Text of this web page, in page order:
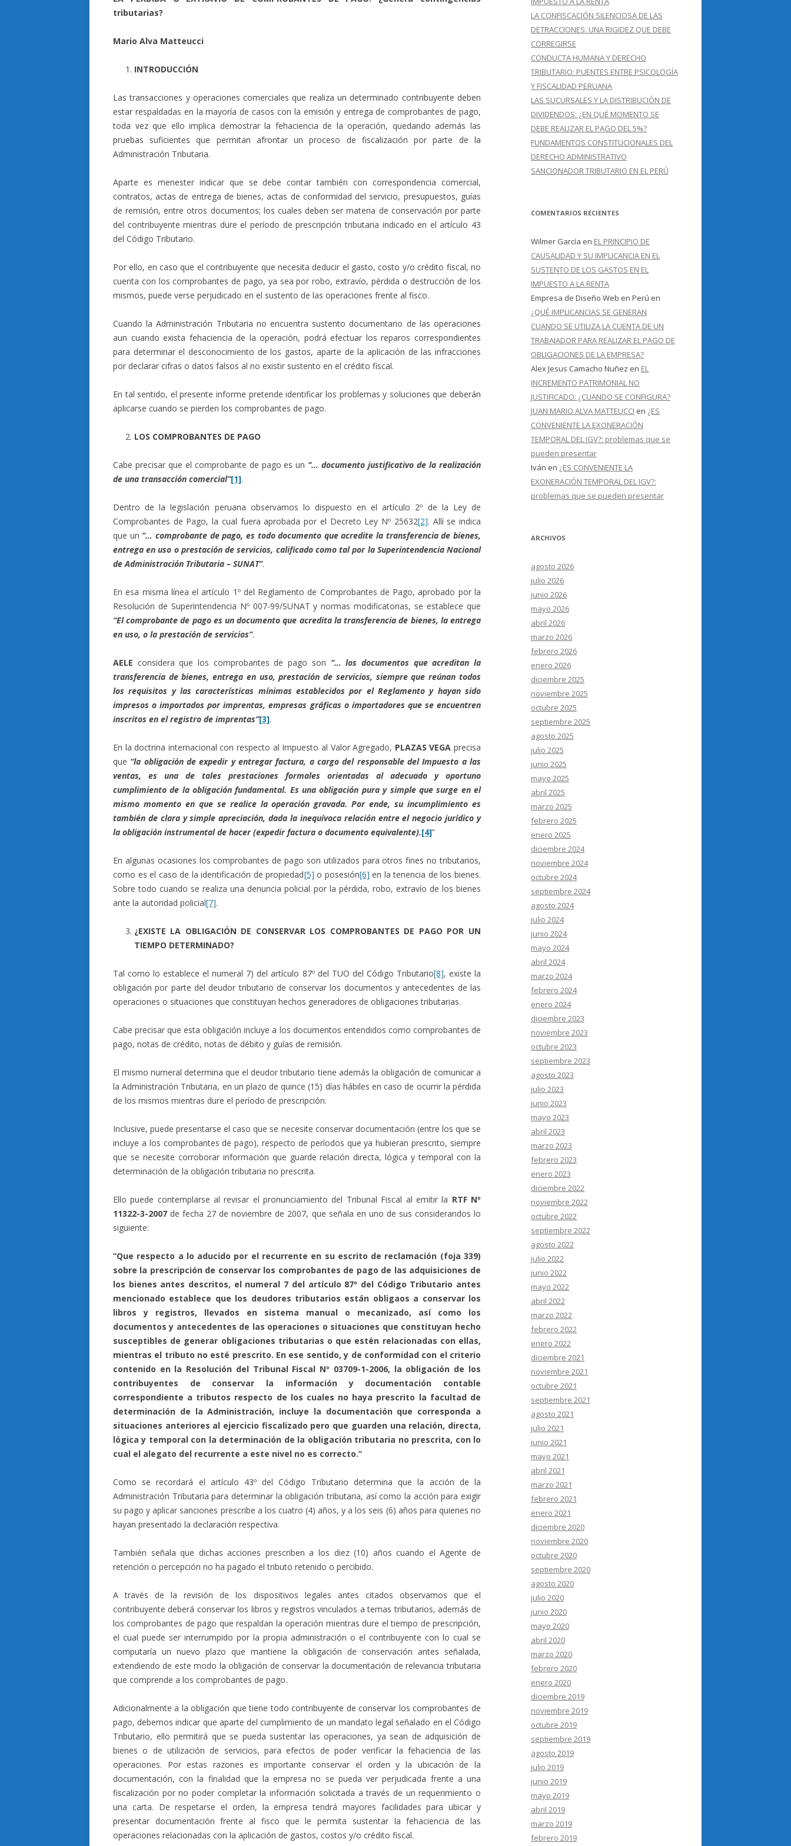
tributarias?
Mario Alva Matteucci
INTRODUCCIÓN
Las transacciones y operaciones comerciales que realiza un determinado contribuyente deben
estar respaldadas en la mayoría de casos con la emisión y entrega de comprobantes de pago,
toda vez que ello implica demostrar la fehaciencia de la operación, quedando además las
pruebas suficientes que permitan afrontar un proceso de fiscalización por parte de la
Administración Tributaria.
Aparte es menester indicar que se debe contar también con correspondencia comercial,
contratos, actas de entrega de bienes, actas de conformidad del servicio, presupuestos, guías
de remisión, entre otros documentos; los cuales deben ser materia de conservación por parte
del contribuyente mientras dure el período de prescripción tributaria indicado en el artículo 43
del Código Tributario.
Por ello, en caso que el contribuyente que necesita deducir el gasto, costo y/o crédito fiscal, no
cuenta con los comprobantes de pago, ya sea por robo, extravío, pérdida o destrucción de los
mismos, puede verse perjudicado en el sustento de las operaciones frente al fisco.
Cuando la Administración Tributaria no encuentra sustento documentario de las operaciones
aun cuando exista fehaciencia de la operación, podrá efectuar los reparos correspondientes
para determinar el desconocimiento de los gastos, aparte de la aplicación de las infracciones
por declarar cifras o datos falsos al no existir sustento en el crédito fiscal.
En tal sentido, el presente informe pretende identificar los problemas y soluciones que deberán
aplicarse cuando se pierden los comprobantes de pago.
LOS COMPROBANTES DE PAGO
Cabe precisar que el comprobante de pago es un “… documento justificativo de la realización
de una transacción comercial”[1].
Dentro de la legislación peruana observamos lo dispuesto en el artículo 2º de la Ley de
Comprobantes de Pago, la cual fuera aprobada por el Decreto Ley Nº 25632[2]. Allí se indica
que un “… comprobante de pago, es todo documento que acredite la transferencia de bienes,
entrega en uso o prestación de servicios, calificado como tal por la Superintendencia Nacional
de Administración Tributaria – SUNAT”.
En esa misma línea el artículo 1º del Reglamento de Comprobantes de Pago, aprobado por la
Resolución de Superintendencia Nº 007-99/SUNAT y normas modificatorias, se establece que
“El comprobante de pago es un documento que acredita la transferencia de bienes, la entrega
en uso, o la prestación de servicios”.
AELE considera que los comprobantes de pago son “… los documentos que acreditan la
transferencia de bienes, entrega en uso, prestación de servicios, siempre que reúnan todos
los requisitos y las características mínimas establecidos por el Reglamento y hayan sido
impresos o importados por imprentas, empresas gráficas o importadores que se encuentren
inscritos en el registro de imprentas”[3].
En la doctrina internacional con respecto al Impuesto al Valor Agregado, PLAZAS VEGA precisa
que “la obligación de expedir y entregar factura, a cargo del responsable del Impuesto a las
ventas, es una de tales prestaciones formales orientadas al adecuado y oportuno
cumplimiento de la obligación fundamental. Es una obligación pura y simple que surge en el
mismo momento en que se realice la operación gravada. Por ende, su incumplimiento es
también de clara y simple apreciación, dada la inequívoca relación entre el negocio jurídico y
la obligación instrumental de hacer (expedir factura o documento equivalente).[4]”
En algunas ocasiones los comprobantes de pago son utilizados para otros fines no tributarios,
como es el caso de la identificación de propiedad[5] o posesión[6] en la tenencia de los bienes.
Sobre todo cuando se realiza una denuncia policial por la pérdida, robo, extravío de los bienes
ante la autoridad policial[7].
¿EXISTE LA OBLIGACIÓN DE CONSERVAR LOS COMPROBANTES DE PAGO POR UN
TIEMPO DETERMINADO?
Tal como lo establece el numeral 7) del artículo 87º del TUO del Código Tributario[8], existe la
obligación por parte del deudor tributario de conservar los documentos y antecedentes de las
operaciones o situaciones que constituyan hechos generadores de obligaciones tributarias.
Cabe precisar que esta obligación incluye a los documentos entendidos como comprobantes de
pago, notas de crédito, notas de débito y guías de remisión.
El mismo numeral determina que el deudor tributario tiene además la obligación de comunicar a
la Administración Tributaria, en un plazo de quince (15) días hábiles en caso de ocurrir la pérdida
de los mismos mientras dure el período de prescripción.
Inclusive, puede presentarse el caso que se necesite conservar documentación (entre los que se
incluye a los comprobantes de pago), respecto de períodos que ya hubieran prescrito, siempre
que se necesite corroborar información que guarde relación directa, lógica y temporal con la
determinación de la obligación tributaria no prescrita.
Ello puede contemplarse al revisar el pronunciamiento del Tribunal Fiscal al emitir la RTF Nº
11322-3-2007 de fecha 27 de noviembre de 2007, que señala en uno de sus considerandos lo
siguiente:
“Que respecto a lo aducido por el recurrente en su escrito de reclamación (foja 339)
sobre la prescripción de conservar los comprobantes de pago de las adquisiciones de
los bienes antes descritos, el numeral 7 del artículo 87º del Código Tributario antes
mencionado establece que los deudores tributarios están obligaos a conservar los
libros y registros, llevados en sistema manual o mecanizado, así como los
documentos y antecedentes de las operaciones o situaciones que constituyan hecho
susceptibles de generar obligaciones tributarias o que estén relacionadas con ellas,
mientras el tributo no esté prescrito. En ese sentido, y de conformidad con el criterio
contenido en la Resolución del Tribunal Fiscal Nº 03709-1-2006, la obligación de los
contribuyentes de conservar la información y documentación contable
correspondiente a tributos respecto de los cuales no haya prescrito la facultad de
determinación de la Administración, incluye la documentación que corresponda a
situaciones anteriores al ejercicio fiscalizado pero que guarden una relación, directa,
lógica y temporal con la determinación de la obligación tributaria no prescrita, con lo
cual el alegato del recurrente a este nivel no es correcto.”
Como se recordará el artículo 43º del Código Tributario determina que la acción de la
Administración Tributaria para determinar la obligación tributaria, así como la acción para exigir
su pago y aplicar sanciones prescribe a los cuatro (4) años, y a los seis (6) años para quienes no
hayan presentado la declaración respectiva.
También señala que dichas acciones prescriben a los diez (10) años cuando el Agente de
retención o percepción no ha pagado el tributo retenido o percibido.
A través de la revisión de los dispositivos legales antes citados observamos que el
contribuyente deberá conservar los libros y registros vinculados a temas tributarios, además de
los comprobantes de pago que respaldan la operación mientras dure el tiempo de prescripción,
el cual puede ser interrumpido por la propia administración o el contribuyente con lo cual se
computaría un nuevo plazo que mantiene la obligación de conservación antes señalada,
extendiendo de este modo la obligación de conservar la documentación de relevancia tributaria
que comprende a los comprobantes de pago.
Adicionalmente a la obligación que tiene todo contribuyente de conservar los comprobantes de
pago, debemos indicar que aparte del cumplimiento de un mandato legal señalado en el Código
Tributario, ello permitirá que se pueda sustentar las operaciones, ya sean de adquisición de
bienes o de utilización de servicios, para efectos de poder verificar la fehaciencia de las
operaciones. Por estas razones es importante conservar el orden y la ubicación de la
documentación, con la finalidad que la empresa no se pueda ver perjudicada frente a una
fiscalización por no poder completar la información solicitada a través de un requerimiento o
una carta. De respetarse el orden, la empresa tendrá mayores facilidades para ubicar y
presentar documentación frente al fisco que le permita sustentar la fehaciencia de las
operaciones relacionadas con la aplicación de gastos, costos y/o crédito fiscal.
LA CONFISCACIÓN SILENCIOSA DE LAS
DETRACCIONES: UNA RIGIDEZ QUE DEBE
CORREGIRSE
CONDUCTA HUMANA Y DERECHO
TRIBUTARIO: PUENTES ENTRE PSICOLOGÍA
Y FISCALIDAD PERUANA
LAS SUCURSALES Y LA DISTRIBUCIÓN DE
DIVIDENDOS: ¿EN QUÉ MOMENTO SE
DEBE REALIZAR EL PAGO DEL 5%?
FUNDAMENTOS CONSTITUCIONALES DEL
DERECHO ADMINISTRATIVO
SANCIONADOR TRIBUTARIO EN EL PERÚ
COMENTARIOS RECIENTES
Wilmer García en EL PRINCIPIO DE
CAUSALIDAD Y SU IMPLICANCIA EN EL
SUSTENTO DE LOS GASTOS EN EL
IMPUESTO A LA RENTA
Empresa de Diseño Web en Perú en
¿QUÉ IMPLICANCIAS SE GENERAN
CUANDO SE UTILIZA LA CUENTA DE UN
TRABAJADOR PARA REALIZAR EL PAGO DE
OBLIGACIONES DE LA EMPRESA?
Alex Jesus Camacho Nuñez en EL
INCREMENTO PATRIMONIAL NO
JUSTIFICADO: ¿CUANDO SE CONFIGURA?
JUAN MARIO ALVA MATTEUCCI en ¿ES
CONVENIENTE LA EXONERACIÓN
TEMPORAL DEL IGV?: problemas que se
pueden presentar
Iván en ¿ES CONVENIENTE LA
EXONERACIÓN TEMPORAL DEL IGV?:
problemas que se pueden presentar
ARCHIVOS
agosto 2026
julio 2026
junio 2026
mayo 2026
abril 2026
marzo 2026
febrero 2026
enero 2026
diciembre 2025
noviembre 2025
octubre 2025
septiembre 2025
agosto 2025
julio 2025
junio 2025
mayo 2025
abril 2025
marzo 2025
febrero 2025
enero 2025
diciembre 2024
noviembre 2024
octubre 2024
septiembre 2024
agosto 2024
julio 2024
junio 2024
mayo 2024
abril 2024
marzo 2024
febrero 2024
enero 2024
diciembre 2023
noviembre 2023
octubre 2023
septiembre 2023
agosto 2023
julio 2023
junio 2023
mayo 2023
abril 2023
marzo 2023
febrero 2023
enero 2023
diciembre 2022
noviembre 2022
octubre 2022
septiembre 2022
agosto 2022
julio 2022
junio 2022
mayo 2022
abril 2022
marzo 2022
febrero 2022
enero 2022
diciembre 2021
noviembre 2021
octubre 2021
septiembre 2021
agosto 2021
julio 2021
junio 2021
mayo 2021
abril 2021
marzo 2021
febrero 2021
enero 2021
diciembre 2020
noviembre 2020
octubre 2020
septiembre 2020
agosto 2020
julio 2020
junio 2020
mayo 2020
abril 2020
marzo 2020
febrero 2020
enero 2020
diciembre 2019
noviembre 2019
octubre 2019
septiembre 2019
agosto 2019
julio 2019
junio 2019
mayo 2019
abril 2019
marzo 2019
febrero 2019